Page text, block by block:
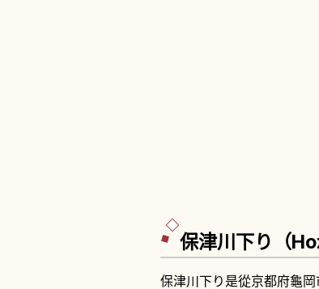
保津川下り（
保津川下り是從京都府龜岡